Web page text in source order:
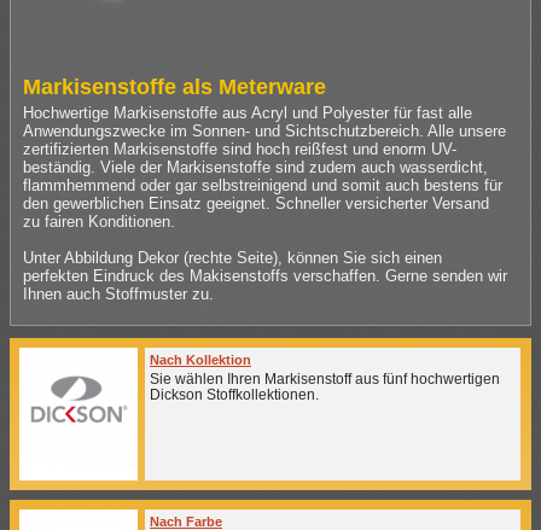
Markisenstoffe als Meterware
Hochwertige Markisenstoffe aus Acryl und Polyester für fast alle
Anwendungszwecke im Sonnen- und Sichtschutzbereich. Alle unsere
zertifizierten Markisenstoffe sind hoch reißfest und enorm UV-
beständig. Viele der Markisenstoffe sind zudem auch wasserdicht,
flammhemmend oder gar selbstreinigend und somit auch bestens für
den gewerblichen Einsatz geeignet. Schneller versicherter Versand
zu fairen Konditionen.
Unter Abbildung Dekor (rechte Seite), können Sie sich einen
perfekten Eindruck des Makisenstoffs verschaffen. Gerne senden wir
Ihnen auch Stoffmuster zu.
Nach Kollektion
Sie wählen Ihren Markisenstoff aus fünf hochwertigen
Dickson Stoffkollektionen.
Nach Farbe